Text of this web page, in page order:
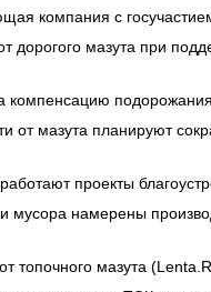
компания с
дорогого мазута при
подорожания
от мазута планируют
проекты
мусора намерены
топочного мазута